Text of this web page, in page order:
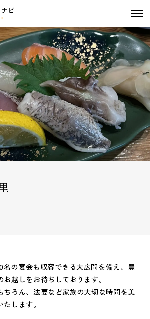
名の宴会も収容できる大広間を備え、豊
越しをお待ちしております。
ちろん、法要など家族の大切な時間を美
します。